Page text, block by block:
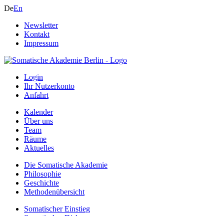
DeEn
Newsletter
Kontakt
Impressum
Login
Ihr Nutzerkonto
Anfahrt
Kalender
Über uns
Team
Räume
Aktuelles
Die Somatische Akademie
Philosophie
Geschichte
Methodenübersicht
Somatischer Einstieg